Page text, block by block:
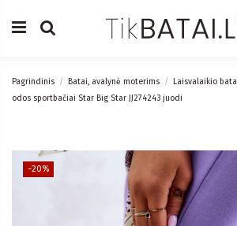
Pagrindinis Batai, avalynė moterims Laisvalaikio
odos sportbačiai Star Big Star JJ274243 juodi
−20%